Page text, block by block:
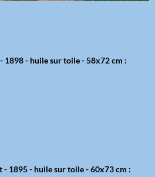
1898 - huile sur toile - 58x72 cm :
- 1895 - huile sur toile - 60x73 cm :